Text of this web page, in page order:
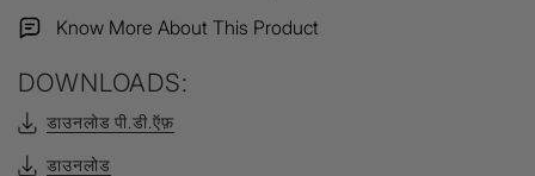
Know More About This Product
DOWNLOADS:
डाउनलोड पी.डी.ऍफ़
डाउनलोड